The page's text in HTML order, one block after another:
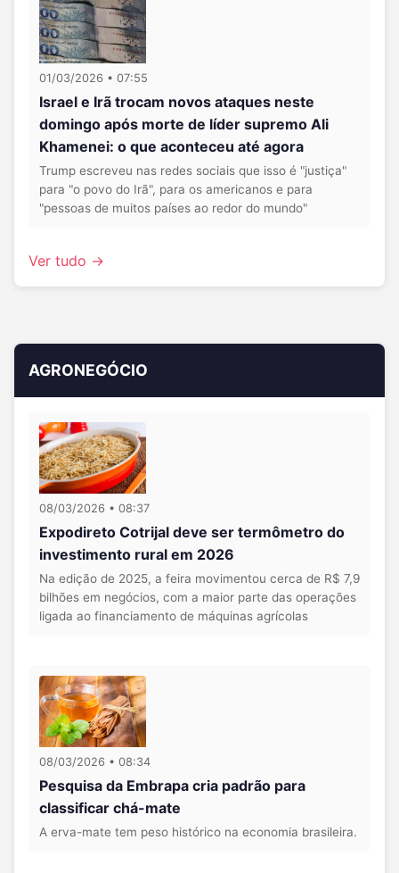
01/03/2026 • 07:55
Israel e Irã trocam novos ataques neste
domingo após morte de líder supremo Ali
Khamenei: o que aconteceu até agora
Trump escreveu nas redes sociais que isso é "justiça"
para "o povo do Irã", para os americanos e para
"pessoas de muitos países ao redor do mundo"
Ver tudo →
AGRONEGÓCIO
08/03/2026 • 08:37
Expodireto Cotrijal deve ser termômetro do
investimento rural em 2026
Na edição de 2025, a feira movimentou cerca de R$ 7,9
bilhões em negócios, com a maior parte das operações
ligada ao financiamento de máquinas agrícolas
08/03/2026 • 08:34
Pesquisa da Embrapa cria padrão para
classificar chá-mate
A erva-mate tem peso histórico na economia brasileira.